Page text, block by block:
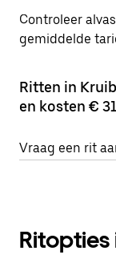
Controleer
gemiddelde
Ritten in
en kosten €
Vraag een rit